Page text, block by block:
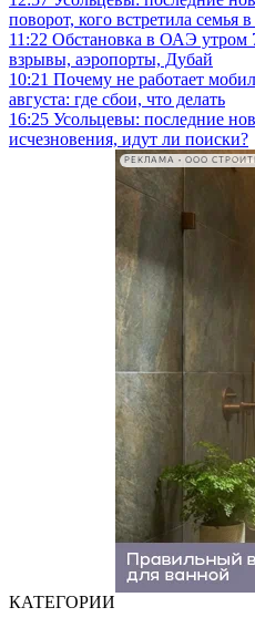
поворот, кого встретила семья в
11:22 Обстановка в ОАЭ утром
взрывы, аэропорты, Дубай
10:21 Почему не работает
августа: где сбои, что делать
16:25 Усольцевы: последние
исчезновения, идут ли поиски?
КАТЕГОРИИ